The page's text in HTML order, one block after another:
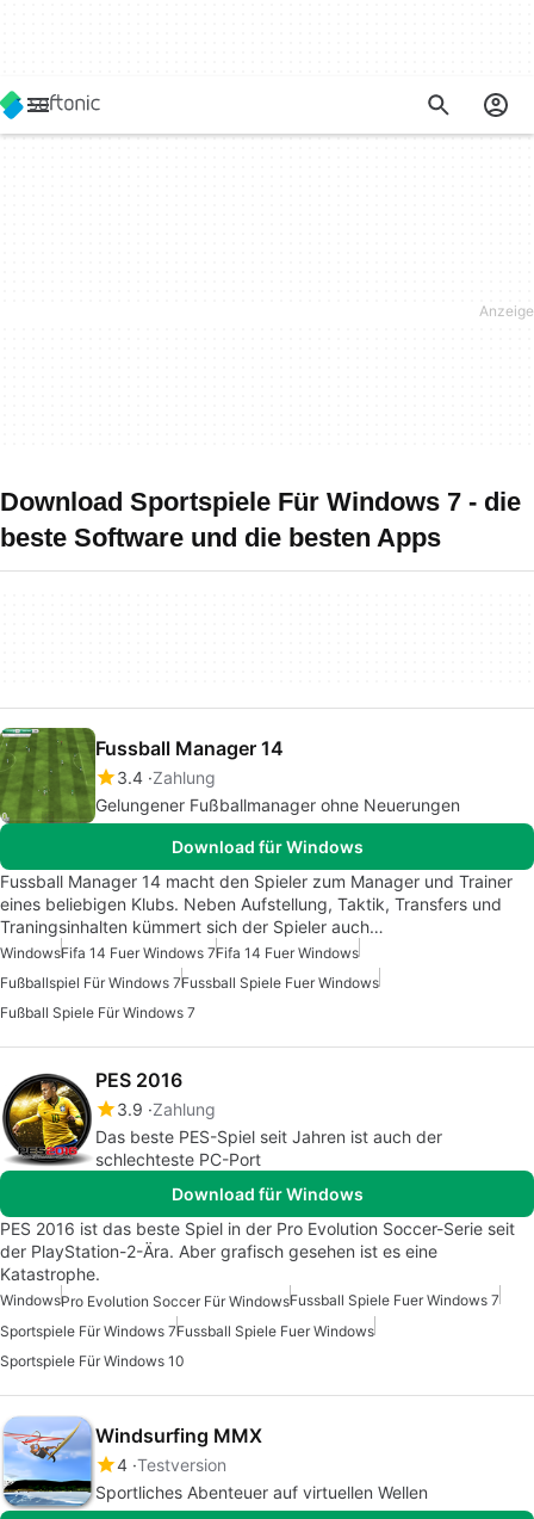
Download Sportspiele Für Windows 7 - die
beste Software und die besten Apps
Fussball Manager 14
3.4 Zahlung
Gelungener Fußballmanager ohne Neuerungen
Download für Windows
Fussball Manager 14 macht den Spieler zum Manager und Trainer
eines beliebigen Klubs. Neben Aufstellung, Taktik, Transfers und
Traningsinhalten kümmert sich der Spieler auch…
WindowsFifa 14 Fuer Windows 7Fifa 14 Fuer Windows
Fußballspiel Für Windows 7Fussball Spiele Fuer Windows
Fußball Spiele Für Windows 7
PES 2016
3.9 Zahlung
Das beste PES-Spiel seit Jahren ist auch der
schlechteste PC-Port
Download für Windows
PES 2016 ist das beste Spiel in der Pro Evolution Soccer-Serie seit
der PlayStation-2-Ära. Aber grafisch gesehen ist es eine
Katastrophe.
WindowsPro Evolution Soccer Für WindowsFussball Spiele Fuer Windows 7
Sportspiele Für Windows 7Fussball Spiele Fuer Windows
Sportspiele Für Windows 10
Windsurfing MMX
4 Testversion
Sportliches Abenteuer auf virtuellen Wellen